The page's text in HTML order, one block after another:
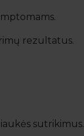
rezultatus.
sutrikimus.